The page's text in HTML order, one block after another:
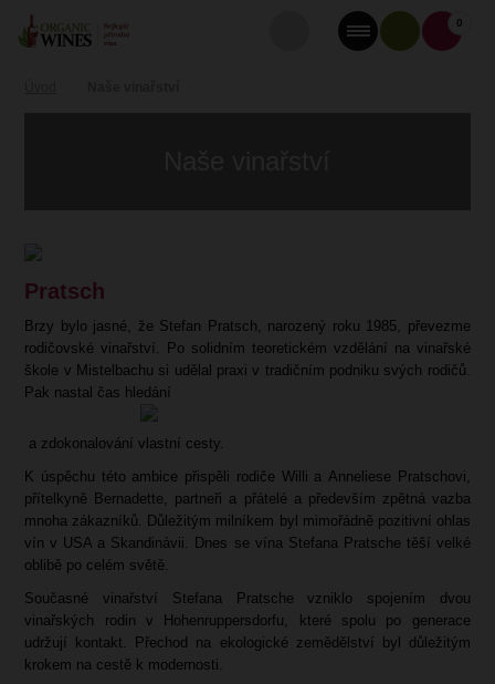
0
Pratsch
Brzy bylo jasné, že Stefan Pratsch, narozený roku 1985, převezme
rodičovské vinařství. Po solidním teoretickém vzdělání na vinařské
škole v Mistelbachu si udělal praxi v tradičním podniku svých rodičů.
Pak nastal čas hledání
a zdokonalování vlastní cesty.
K úspěchu této ambice přispěli rodiče Willi a Anneliese Pratschovi,
přítelkyně Bernadette, partneři a přátelé a především zpětná vazba
mnoha zákazníků. Důležitým milníkem byl mimořádně pozitivní ohlas
vín v USA a Skandinávii. Dnes se vína Stefana Pratsche těší velké
oblibě po celém světě.
Současné vinařství Stefana Pratsche vzniklo spojením dvou
vinařských rodin v Hohenruppersdorfu, které spolu po generace
udržují kontakt. Přechod na ekologické zemědělství byl důležitým
krokem na cestě k modernosti.